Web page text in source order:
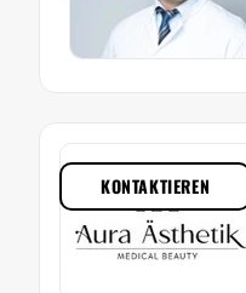
KONTAKTIEREN